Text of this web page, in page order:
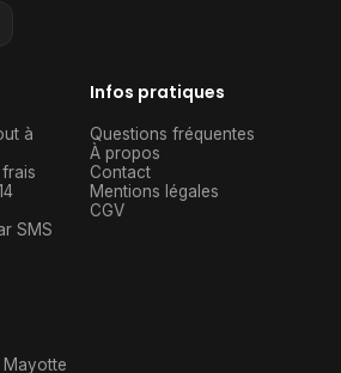
à
SMS
Infos pratiques
Questions fréquentes
À propos
Contact
Mentions légales
CGV
Mayotte